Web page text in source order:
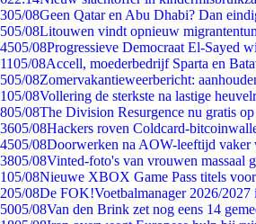
305/08Geen Qatar en Abu Dhabi? Dan
505/08Litouwen vindt opnieuw
4505/08Progressieve Democraat El-Sayed
1105/08Accell, moederbedrijf Sparta en
505/08Zomervakantieweerbericht:
105/08Vollering de sterkste na lastige
805/08The Division Resurgence nu gratis
3605/08Hackers roven Coldcard-
4505/08Doorwerken na AOW-leeftijd vaker
3805/08Vinted-foto's van vrouwen massaal
105/08Nieuwe XBOX Game Pass titels
205/08De FOK!Voetbalmanager 2026/2027
5005/08Van den Brink zet nog eens 14